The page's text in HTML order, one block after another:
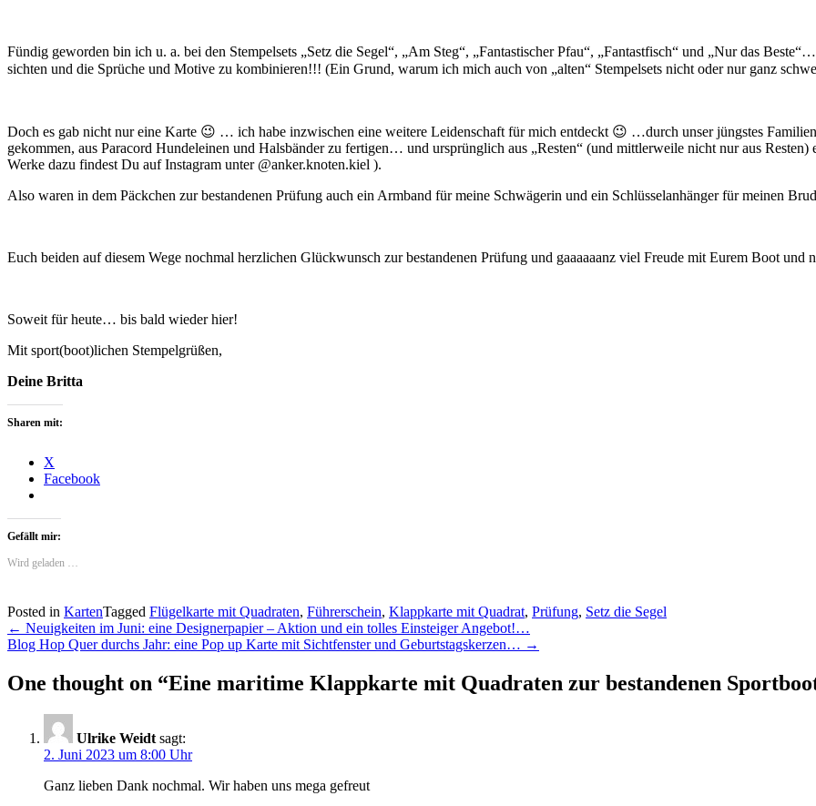
Fündig geworden bin ich u. a. bei den Stempelsets „Setz die Segel“, „Am Steg“, „Fantastischer Pfau“, „Fantastfisch“ und „Nur das
sichten und die Sprüche und Motive zu kombinieren!!! (Ein Grund, warum ich mich auch von „alten“ Stempelsets nicht oder nur ganz
Doch es gab nicht nur eine Karte 😉 … ich habe inzwischen eine weitere Leidenschaft für mich entdeckt 😉 …durch unser jüngstes
gekommen, aus Paracord Hundeleinen und Halsbänder zu fertigen… und ursprünglich aus „Resten“ (und mittlerweile nicht nur aus Resten)
Werke dazu findest Du auf Instagram unter @anker.knoten.kiel ).
Also waren in dem Päckchen zur bestandenen Prüfung auch ein Armband für meine Schwägerin und ein Schlüsselanhänger für meinen
Euch beiden auf diesem Wege nochmal herzlichen Glückwunsch zur bestandenen Prüfung und gaaaaaanz viel Freude mit Eurem Boot und
Soweit für heute… bis bald wieder hier!
Mit sport(boot)lichen Stempelgrüßen,
Deine Britta
Sharen mit:
X
Facebook
Gefällt mir:
Wird geladen …
Posted in KartenTagged Flügelkarte mit Quadraten, Führerschein, Klappkarte mit Quadrat, Prüfung, Setz die Segel
Post
navigation
← Neuigkeiten im Juni: eine Designerpapier – Aktion und ein tolles Einsteiger Angebot!…
Blog Hop Quer durchs Jahr: eine Pop up Karte mit Sichtfenster und Geburtstagskerzen… →
One thought on “Eine maritime Klappkarte mit Quadraten zur bestandenen
Ulrike Weidt sagt:
2. Juni 2023 um 8:00 Uhr
Ganz lieben Dank nochmal. Wir haben uns mega gefreut